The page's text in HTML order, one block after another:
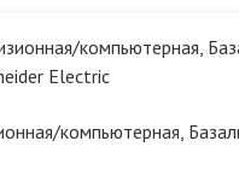
компьютерная,